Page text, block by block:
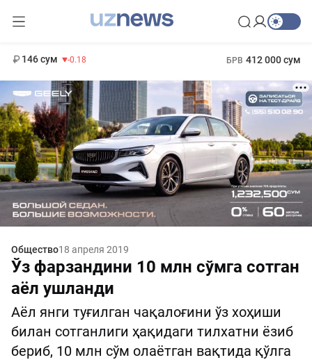
146 сум -0.18 БРВ 412 000 сум
Общество18 апреля 2019
Ўз фарзандини 10 млн сўмга сотган
аёл ушланди
Аёл янги туғилган чақалоғини ўз хоҳиши
билан сотганлиги ҳақидаги тилхатни ёзиб
бериб, 10 млн сўм олаётган вақтида қўлга